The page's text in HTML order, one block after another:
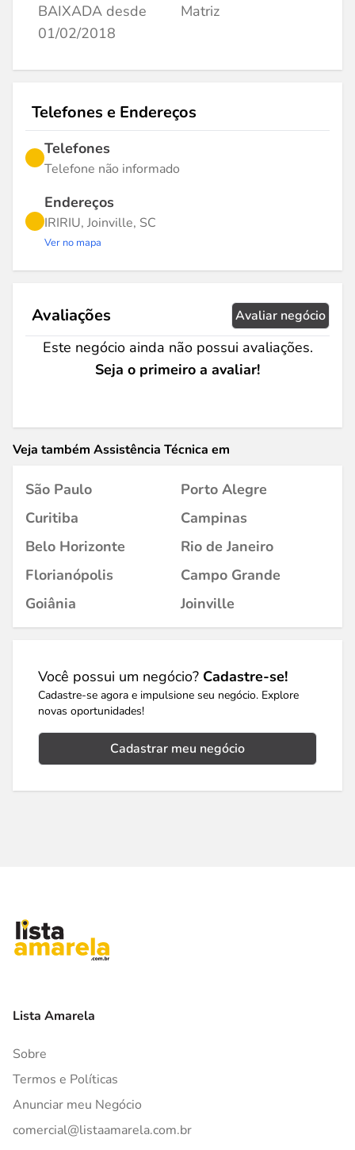
BAIXADA desde
01/02/2018
Matriz
Telefones e Endereços
Telefones
Telefone não informado
Endereços
IRIRIU, Joinville, SC
Ver no mapa
Avaliações Avaliar negócio
Este negócio ainda não possui avaliações.
Seja o primeiro a avaliar!
Veja também Assistência Técnica em
São Paulo
Porto Alegre
Curitiba
Campinas
Belo Horizonte
Rio de Janeiro
Florianópolis
Campo Grande
Goiânia
Joinville
Você possui um negócio? Cadastre-se!
Cadastre-se agora e impulsione seu negócio. Explore
novas oportunidades!
Cadastrar meu negócio
Lista Amarela
Sobre
Termos e Políticas
Anunciar meu Negócio
comercial@listaamarela.com.br